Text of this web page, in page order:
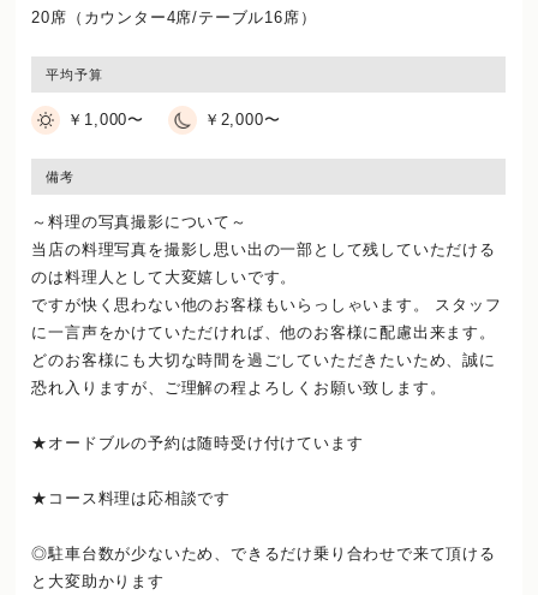
20席（カウンター4席/テーブル16席）
平均予算
￥1,000〜 ￥2,000〜
備考
～料理の写真撮影について～
当店の料理写真を撮影し思い出の一部として残していただける
のは料理人として大変嬉しいです。
ですが快く思わない他のお客様もいらっしゃいます。 スタッフ
に一言声をかけていただければ、他のお客様に配慮出来ます。
どのお客様にも大切な時間を過ごしていただきたいため、誠に
恐れ入りますが、ご理解の程よろしくお願い致します。
★オードブルの予約は随時受け付けています
★コース料理は応相談です
◎駐車台数が少ないため、できるだけ乗り合わせで来て頂ける
と大変助かります